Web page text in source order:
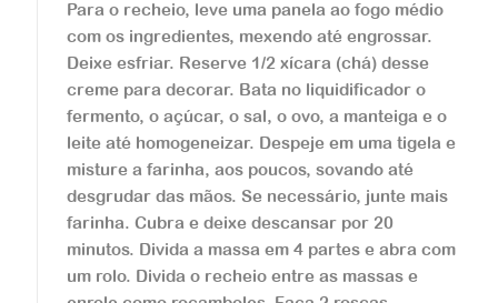
Doces
Donuts Assado com
Gotas de Chocolate
...
Veja a receita
Para o recheio, leve uma panela ao fogo médio
com os ingredientes, mexendo até engrossar.
Deixe esfriar. Reserve 1/2 xícara (chá) desse
creme para decorar. Bata no liquidificador o
fermento, o açúcar, o sal, o ovo, a manteiga e o
leite até homogeneizar. Despeje em uma tigela e
misture a farinha, aos poucos, sovando até
desgrudar das mãos. Se necessário, junte mais
farinha. Cubra e deixe descansar por 20
minutos. Divida a massa em 4 partes e abra com
um rolo. Divida o recheio entre as massas e